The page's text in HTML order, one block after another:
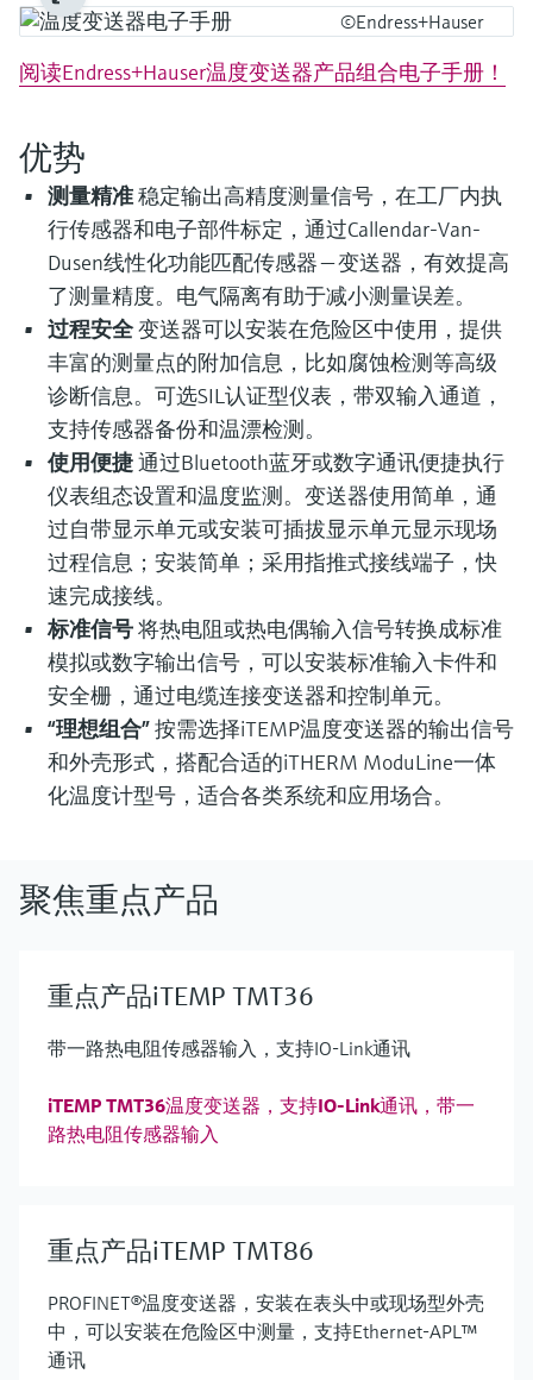
©Endress+Hauser
阅读Endress+Hauser温度变送器产品组合电子手册！
优势
测量精准稳定输出高精度测量信号，在工厂内执
行传感器和电子部件标定，通过Callendar-Van-
Dusen线性化功能匹配传感器 — 变送器，有效提高
了测量精度。电气隔离有助于减小测量误差。
过程安全变送器可以安装在危险区中使用，提供
丰富的测量点的附加信息，比如腐蚀检测等高级
诊断信息。可选SIL认证型仪表，带双输入通道，
支持传感器备份和温漂检测。
使用便捷通过Bluetooth蓝牙或数字通讯便捷执行
仪表组态设置和温度监测。变送器使用简单，通
过自带显示单元或安装可插拔显示单元显示现场
过程信息；安装简单；采用指推式接线端子，快
速完成接线。
标准信号将热电阻或热电偶输入信号转换成标准
模拟或数字输出信号，可以安装标准输入卡件和
安全栅，通过电缆连接变送器和控制单元。
“理想组合”按需选择iTEMP温度变送器的输出信号
和外壳形式，搭配合适的iTHERM ModuLine一体
化温度计型号，适合各类系统和应用场合。
聚焦重点产品
重点产品iTEMP TMT36
带一路热电阻传感器输入，支持IO-Link通讯
iTEMP TMT36温度变送器，支持IO-Link通讯，带一
路热电阻传感器输入
重点产品iTEMP TMT86
PROFINET®温度变送器，安装在表头中或现场型外壳
中，可以安装在危险区中测量，支持Ethernet-APL™
通讯